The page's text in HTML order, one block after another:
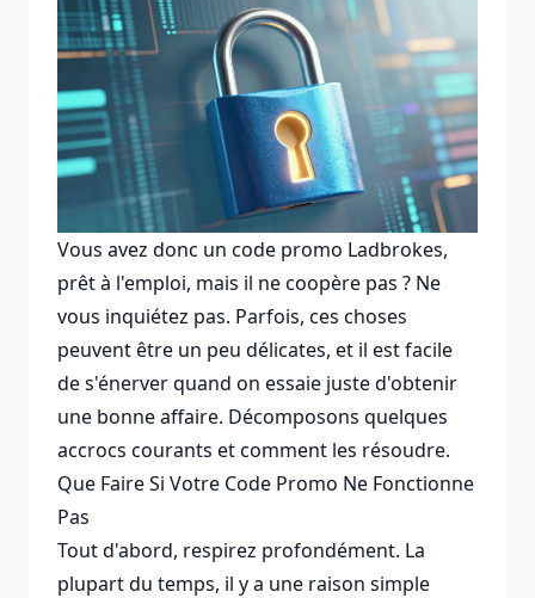
Vous avez donc un code promo Ladbrokes,
prêt à l'emploi, mais il ne coopère pas ? Ne
vous inquiétez pas. Parfois, ces choses
peuvent être un peu délicates, et il est facile
de s'énerver quand on essaie juste d'obtenir
une bonne affaire. Décomposons quelques
accrocs courants et comment les résoudre.
Que Faire Si Votre Code Promo Ne Fonctionne
Pas
Tout d'abord, respirez profondément. La
plupart du temps, il y a une raison simple